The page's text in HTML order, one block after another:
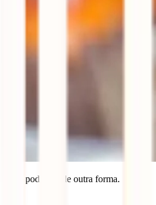
não podia ser de outra forma.